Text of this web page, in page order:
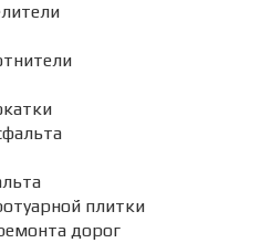
плитки
дорог